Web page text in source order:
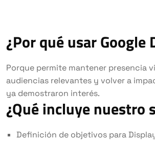
¿Por qué usar Google
Porque permite mantener presencia
audiencias relevantes y volver a
ya demostraron interés.
¿Qué incluye nuestro
Definición de objetivos para